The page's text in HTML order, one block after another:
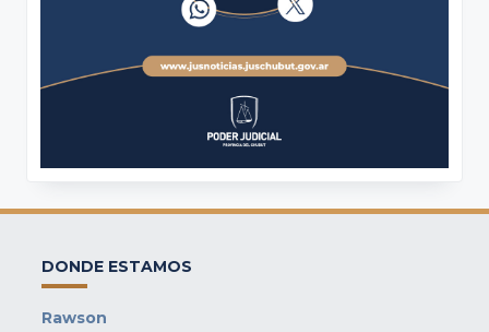
DONDE ESTAMOS
Rawson